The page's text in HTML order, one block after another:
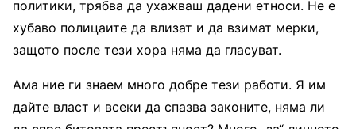
политики, трябва да ухажваш дадени етноси. Не е
хубаво полицаите да влизат и да взимат мерки,
защото после тези хора няма да гласуват.
Ама ние ги знаем много добре тези работи. Я им
дайте власт и всеки да спазва законите, няма ли